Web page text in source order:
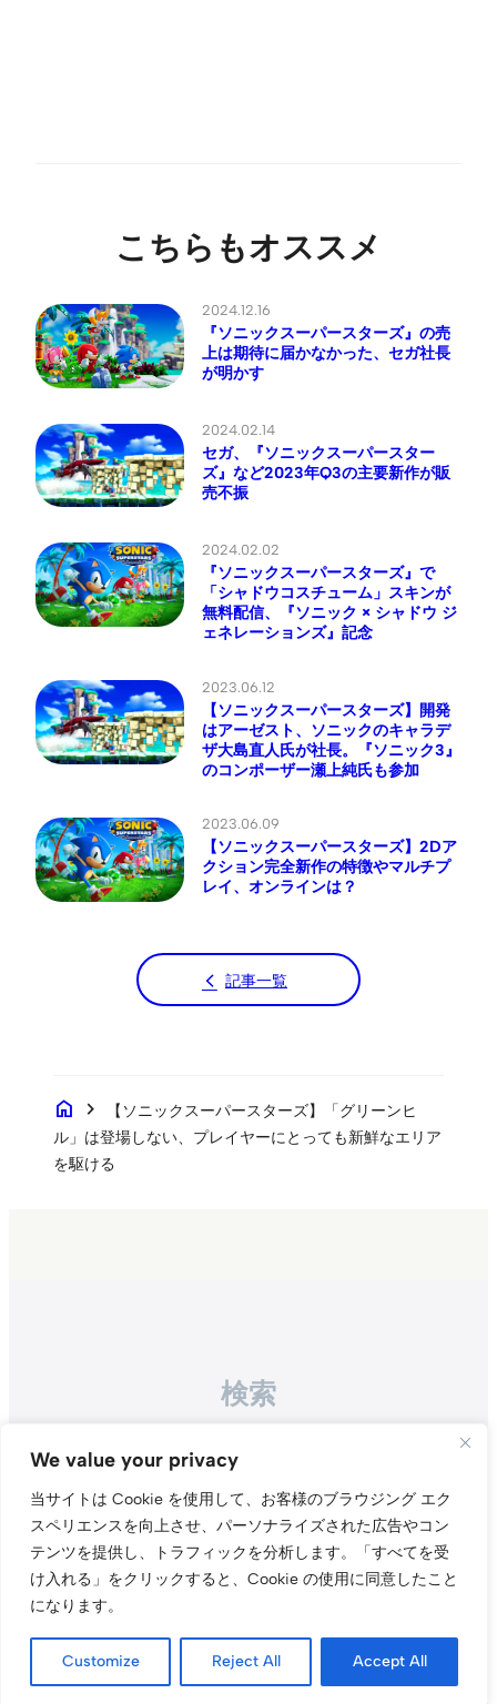
We value your privacy
当サイトは Cookie を使用して、お客様のブラウジング エク
スペリエンスを向上させ、パーソナライズされた広告やコン
テンツを提供し、トラフィックを分析します。
「すべてを受
け入れる」をクリックすると、Cookie の使用に同意したこと
になります。
Customize Reject All Accept All
こちらもオススメ
2024.12.16
『ソニックスーパースターズ』の売
上は期待に届かなかった、セガ社長
が明かす
2024.02.14
セガ、『ソニックスーパースター
ズ』など2023年Q3の主要新作が販
売不振
2024.02.02
『ソニックスーパースターズ』で
「シャドウコスチューム」スキンが
無料配信、『ソニック × シャドウ ジ
ェネレーションズ』記念
2023.06.12
【ソニックスーパースターズ】開発
はアーゼスト、ソニックのキャラデ
ザ大島直人氏が社長。『ソニック3』
のコンポーザー瀬上純氏も参加
2023.06.09
【ソニックスーパースターズ】2Dア
クション完全新作の特徴やマルチプ
レイ、オンラインは？
記事一覧
home chevron_right
【ソニックスーパースターズ】「グリーンヒ
ル」は登場しない、プレイヤーにとっても新鮮なエリア
を駆ける
検索
Search
X（旧